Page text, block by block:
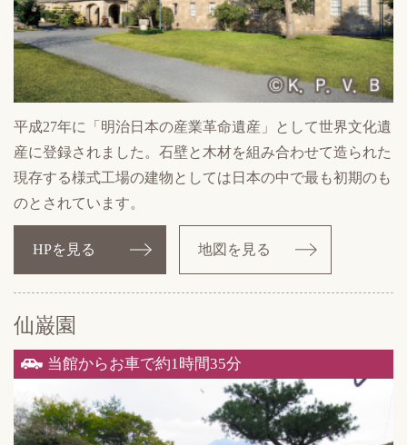
平成27年に「明治日本の産業革命遺産」として世界文化遺
産に登録されました。石壁と木材を組み合わせて造られた
現存する様式工場の建物としては日本の中で最も初期のも
のとされています。
HPを見る 地図を見る
仙巌園
当館からお車で約1時間35分